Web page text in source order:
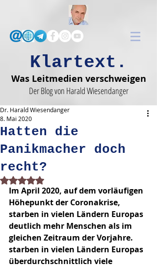
Klartext.
Was Leitmedien verschweigen
Der Blog von Harald Wiesendanger
Hatten die
Panikmacher doch
recht?
Dr. Harald Wiesendanger
8. Mai 2020
Mit NaN von 5 Sternen bewertet.
Im April 2020, auf dem vorläufigen
Höhepunkt der Coronakrise,
starben in vielen Ländern Europas
deutlich mehr Menschen als im
gleichen Zeitraum der Vorjahre.
starben in vielen Ländern Europas
überdurchschnittlich viele